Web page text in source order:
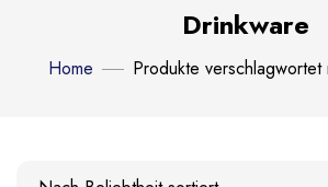
Drinkware
Home Produkte verschlagwortet